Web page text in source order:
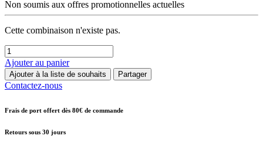
Non soumis aux offres promotionnelles actuelles
Cette combinaison n'existe pas.
Ajouter au panier
Ajouter à la liste de souhaits Partager
Contactez-nous
Frais de port offert dès 80€ de commande
Retours sous 30 jours